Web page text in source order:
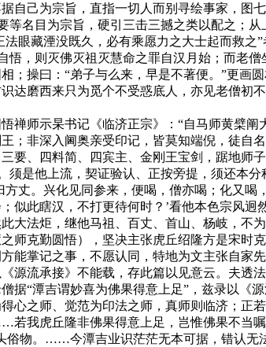
自己为宗旨，直指一切人而别寻绘事家，
名目为宗旨，硬引三击三撼之类以配之；
眼藏湮没既久，必有乘愿力之大士起而救
，则灭佛灭祖灭慧命之罪自汉月始；而老
；操曰：“弟子与么来，早是不著便。”更
达磨西来只为觅个不受惑底人，亦见老僧
师示杲书记《临济正宗》：“自马师黄檗阐
；非深入阃奥亲受印记，皆莫知端倪，徒
要、四料简、四宾主、金刚王宝剑，踞地
须是他上流，契证验认、正按旁提，须还本
丈。兴化见同参来，便喝，僧亦喝；化又喝
似此瞎汉，不打更待何时？’看他本色宗风
大法炬，继他马祖、百丈、首山、杨岐，不为
克勤圆悟），坚决主张虎丘绍隆方是宋时
能掌记之事，不愿认同，特地为文主张自家
流承接》不能载，存此篇以见意云。夫透
据“潭吉谓妙喜为佛果得意上足”，兹录以
心之师、觉范为印法之师，真师则临济；
我虎丘隆非佛果得意上足，岂惟佛果不当
俗物。……今潭吉业识茫茫无本可据，错认无